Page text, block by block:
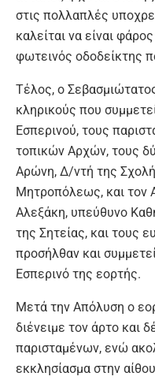
στις πολλαπλές
καλείται να είναι
φωτεινός οδοδείκτης
Τέλος, ο
κληρικούς που
Εσπερινού, τους
τοπικών Αρχών, τους
Αρώνη, Δ/ντή της
Μητροπόλεως, και τον
Αλεξάκη, υπεύθυνο
της Σητείας, και τους
προσήλθαν και
Εσπερινό της εορτής.
Μετά την Απόλυση ο
διένειμε τον άρτο και
παρισταμένων, ενώ
εκκλησίασμα στην